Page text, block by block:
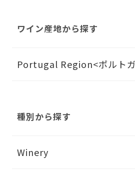
ワイン産地から探す
Portugal Region<ポルト
種別から探す
Winery